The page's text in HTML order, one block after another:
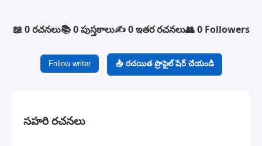
📖 0 రచనలు📚 0 పుస్తకాలు✍️ 0 ఇతర రచనలు👥 0 Followers
Follow writer 📤 రచయిత ప్రొఫైల్ షేర్ చేయండి
సహరి రచనలు